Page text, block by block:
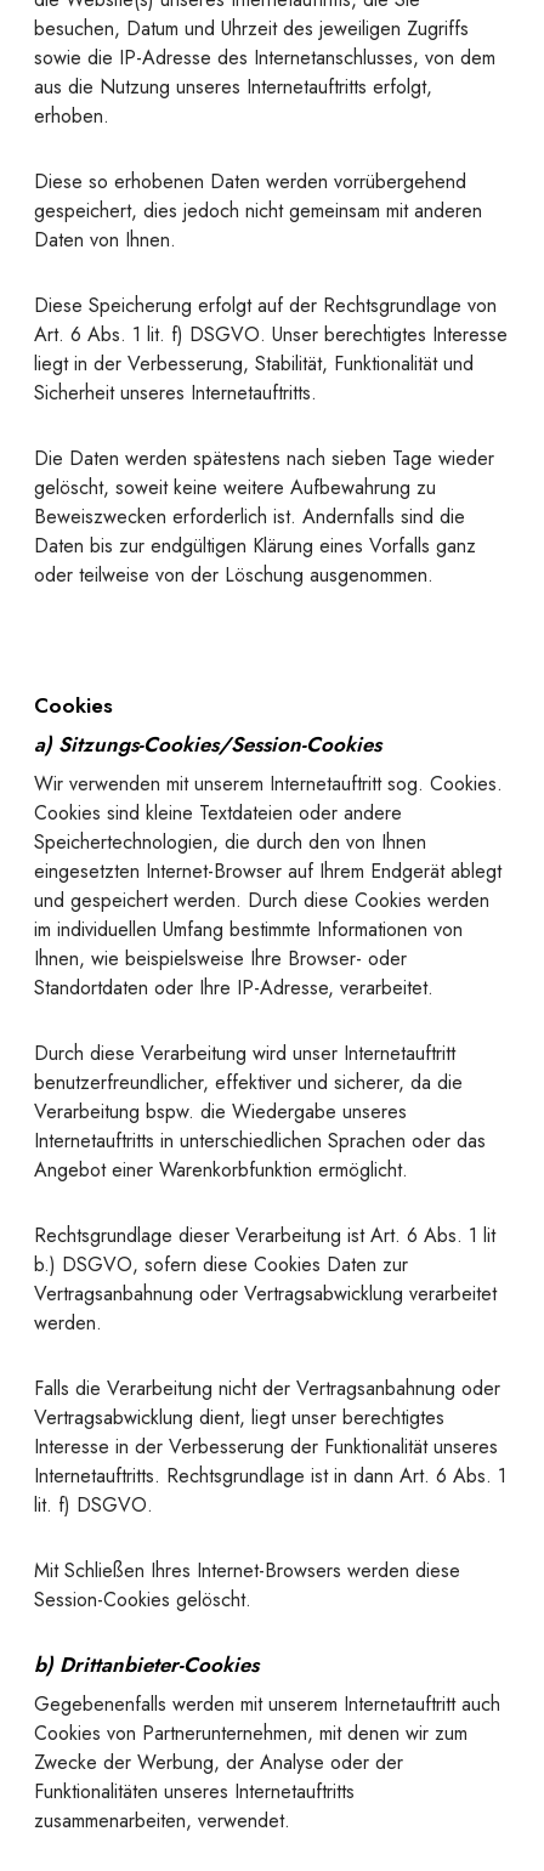
besuchen, Datum und Uhrzeit des jeweiligen Zugriffs
sowie die IP-Adresse des Internetanschlusses, von dem
aus die Nutzung unseres Internetauftritts erfolgt,
erhoben.
Diese so erhobenen Daten werden vorrübergehend
gespeichert, dies jedoch nicht gemeinsam mit anderen
Daten von Ihnen.
Diese Speicherung erfolgt auf der Rechtsgrundlage von
Art. 6 Abs. 1 lit. f) DSGVO. Unser berechtigtes Interesse
liegt in der Verbesserung, Stabilität, Funktionalität und
Sicherheit unseres Internetauftritts.
Die Daten werden spätestens nach sieben Tage wieder
gelöscht, soweit keine weitere Aufbewahrung zu
Beweiszwecken erforderlich ist. Andernfalls sind die
Daten bis zur endgültigen Klärung eines Vorfalls ganz
oder teilweise von der Löschung ausgenommen.
Cookies
a) Sitzungs-Cookies/Session-Cookies
Wir verwenden mit unserem Internetauftritt sog. Cookies.
Cookies sind kleine Textdateien oder andere
Speichertechnologien, die durch den von Ihnen
eingesetzten Internet-Browser auf Ihrem Endgerät ablegt
und gespeichert werden. Durch diese Cookies werden
im individuellen Umfang bestimmte Informationen von
Ihnen, wie beispielsweise Ihre Browser- oder
Standortdaten oder Ihre IP-Adresse, verarbeitet.
Durch diese Verarbeitung wird unser Internetauftritt
benutzerfreundlicher, effektiver und sicherer, da die
Verarbeitung bspw. die Wiedergabe unseres
Internetauftritts in unterschiedlichen Sprachen oder das
Angebot einer Warenkorbfunktion ermöglicht.
Rechtsgrundlage dieser Verarbeitung ist Art. 6 Abs. 1 lit
b.) DSGVO, sofern diese Cookies Daten zur
Vertragsanbahnung oder Vertragsabwicklung verarbeitet
werden.
Falls die Verarbeitung nicht der Vertragsanbahnung oder
Vertragsabwicklung dient, liegt unser berechtigtes
Interesse in der Verbesserung der Funktionalität unseres
Internetauftritts. Rechtsgrundlage ist in dann Art. 6 Abs. 1
lit. f) DSGVO.
Mit Schließen Ihres Internet-Browsers werden diese
Session-Cookies gelöscht.
b) Drittanbieter-Cookies
Gegebenenfalls werden mit unserem Internetauftritt auch
Cookies von Partnerunternehmen, mit denen wir zum
Zwecke der Werbung, der Analyse oder der
Funktionalitäten unseres Internetauftritts
zusammenarbeiten, verwendet.